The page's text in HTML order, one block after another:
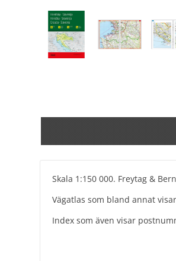
Skala 1:150 000. Freytag &
Vägatlas som bland annat
Index som även visar